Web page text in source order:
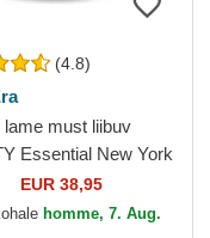
(4.8)
lame must liibuv
Essential New York
MLB New Era
EUR 38,95
homme, 7. Aug.